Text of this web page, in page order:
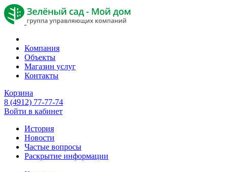
Компания
Объекты
Магазин услуг
Контакты
Корзина
8 (4912) 77-77-74
Войти в кабинет
История
Новости
Частые вопросы
Раскрытие информации